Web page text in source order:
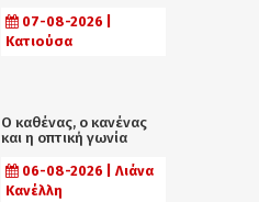
07-08-2026 |
Κατιούσα
Ο καθένας, ο κανένας
και η οπτική γωνία
06-08-2026 | Λιάνα
Κανέλλη